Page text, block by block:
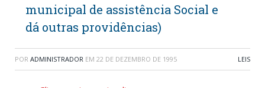
municipal de assistência Social e
dá outras providências)
POR ADMINISTRADOR EM 22 DE DEZEMBRO DE 1995 LEIS